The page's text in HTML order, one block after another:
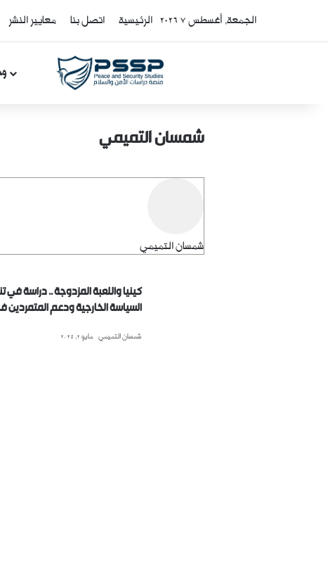
الجمعة, أغسطس 7 2026 الرئيسية اتصل بنا معايير النشر
شمسان التميمي
شمسان التميمي
كينيا واللعبة المزدوجة .. دراسة في
السياسة الخارجية ودعم المتمردين
شمسان التميمي مايو 2, 2025